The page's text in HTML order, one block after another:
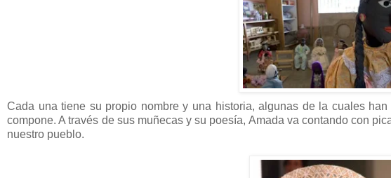
Cada una tiene su propio nombre y una historia, algunas de la cuales
compone. A través de sus muñecas y su poesía, Amada va contando con
nuestro pueblo.